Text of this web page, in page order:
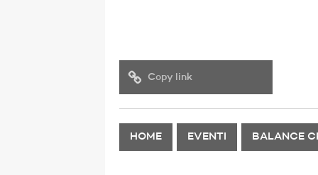
Copy link
HOME EVENTI BALANCE